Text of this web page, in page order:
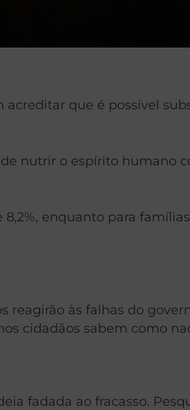
que é possível
nutrir o espírito humano
enquanto para
reagirão às falhas do
cidadãos sabem como
fadada ao fracasso.